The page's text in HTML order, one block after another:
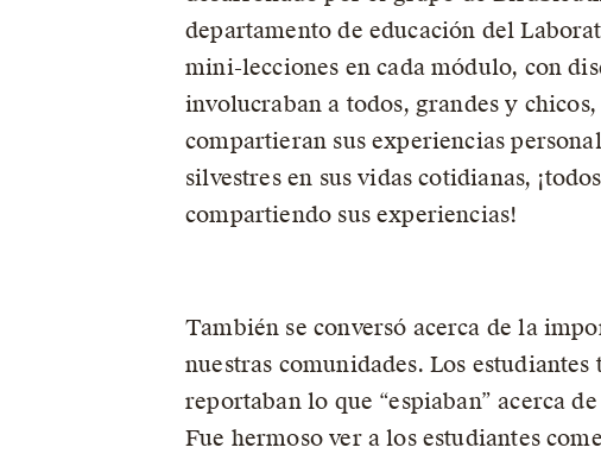
departamento de educación del
mini-lecciones en cada módulo, con
involucraban a todos, grandes y chicos,
compartieran sus experiencias
silvestres en sus vidas cotidianas,
compartiendo sus experiencias!
También se conversó acerca de la
nuestras comunidades. Los
reportaban lo que “espiaban” acerca
Fue hermoso ver a los estudiantes